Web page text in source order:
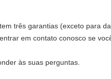
três garantias (exceto para
em contato conosco se
às suas perguntas.